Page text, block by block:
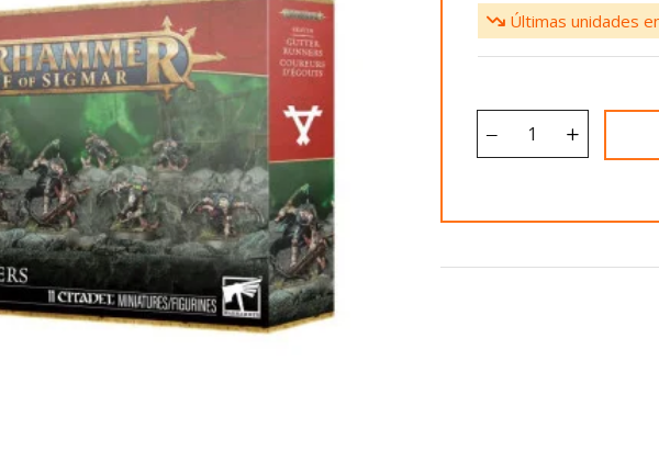
Últimas unidades